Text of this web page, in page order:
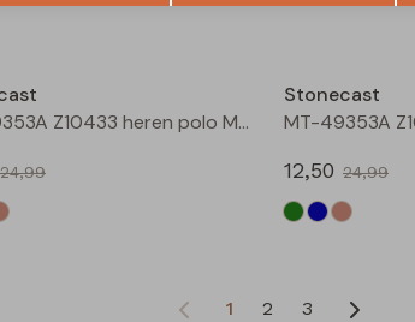
MT-49353A Z10433 heren polo Marine
24,99
Stonecast
12,50 24,99
1 2 3